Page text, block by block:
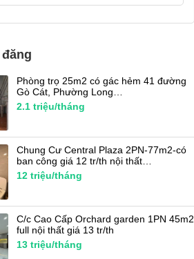
Phòng trọ 25m2 có gác hẻm 41 đường
Gò Cát, Phường Long…
2.1 triệu/tháng
Chung Cư Central Plaza 2PN-77m2-có
ban công giá 12 tr/th nội thất…
12 triệu/tháng
C/c Cao Cấp Orchard garden 1PN 45m2
full nội thất giá 13 tr/th
13 triệu/tháng